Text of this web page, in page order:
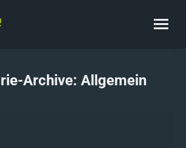
Archive: Allgemein